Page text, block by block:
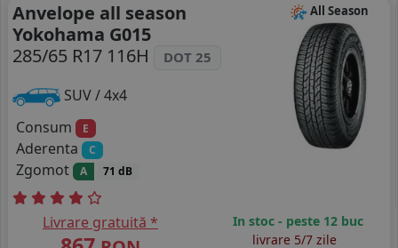
All Season
Anvelope all season
Yokohama G015
285/65 R17 116H
DOT 25
SUV / 4x4
Consum
E
Aderenta C
Zgomot A 71 dB
Livrare gratuită *
In stoc - peste 12 buc
livrare 5/7 zile